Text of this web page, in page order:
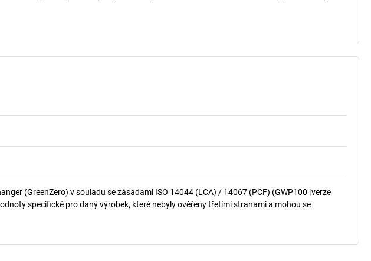
(GreenZero) v souladu se zásadami ISO 14044 (LCA) / 14067 (PCF) (GWP100 [verze
specifické pro daný výrobek, které nebyly ověřeny třetími stranami a mohou se